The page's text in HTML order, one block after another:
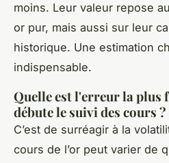
moins. Leur valeur repose
or pur, mais aussi sur leur
historique. Une estimation
indispensable.
Quelle est l'erreur la plus
débute le suivi des cours ?
C’est de surréagir à la
cours de l’or peut varier de